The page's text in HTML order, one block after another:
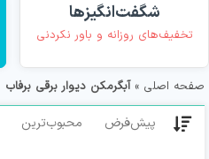
شگفت‌انگیزها
تخفیف‌های روزانه و باور نکردنی
صفحه اصلی »آبگرمکن دیوار برقی برفاب
پیش‌فرض محبوب‌ترین